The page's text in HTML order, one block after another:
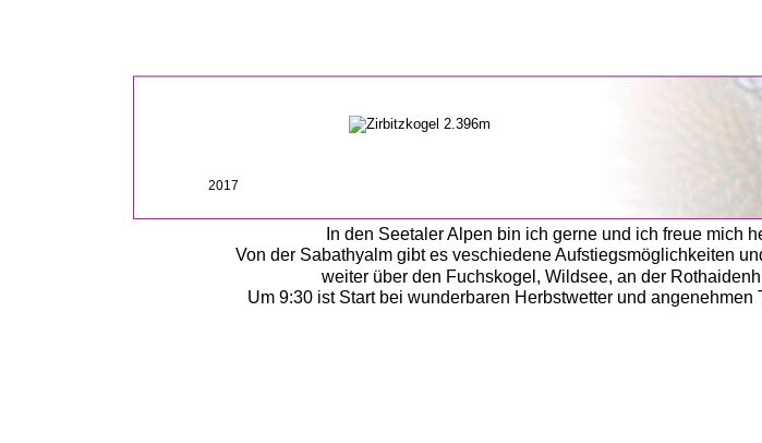
In den Seetaler Alpen bin ich gerne und ich freue mich
Von der Sabathyalm gibt es veschiedene Aufstiegsmöglichkeiten
weiter über den Fuchskogel, Wildsee, an der
Um 9:30 ist Start bei wunderbaren Herbstwetter und
2017